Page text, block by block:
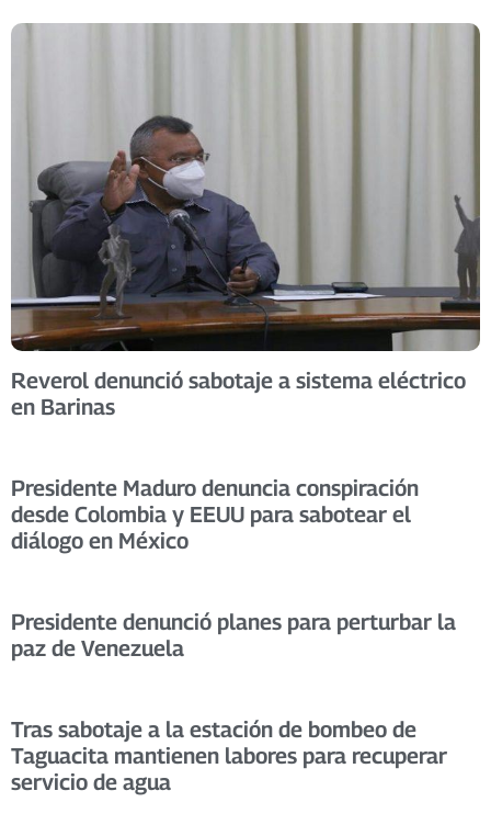
Reverol denunció sabotaje a sistema eléctrico
en Barinas
Presidente Maduro denuncia conspiración
desde Colombia y EEUU para sabotear el
diálogo en México
Presidente denunció planes para perturbar la
paz de Venezuela
Tras sabotaje a la estación de bombeo de
Taguacita mantienen labores para recuperar
servicio de agua